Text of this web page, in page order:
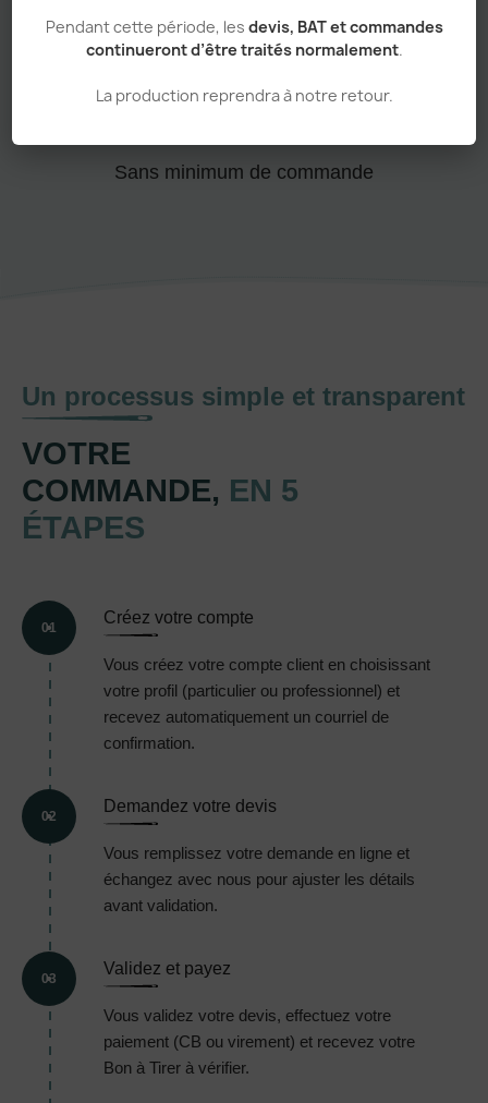
Pendant cette période, les devis, BAT et commandes
continueront d’être traités normalement.
La production reprendra à notre retour.
Adapté aux pros comme aux particuliers
Sans minimum de commande
Un processus simple et transparent
VOTRE
COMMANDE, EN 5
ÉTAPES
01
Créez votre compte
Vous créez votre compte client en choisissant
votre profil (particulier ou professionnel) et
recevez automatiquement un courriel de
confirmation.
02
Demandez votre devis
Vous remplissez votre demande en ligne et
échangez avec nous pour ajuster les détails
avant validation.
03
Validez et payez
Vous validez votre devis, effectuez votre
paiement (CB ou virement) et recevez votre
Bon à Tirer à vérifier.